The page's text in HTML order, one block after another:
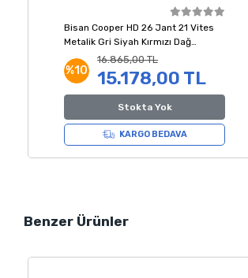
Bisan Cooper HD 26 Jant 21 Vites
Metalik Gri Siyah Kırmızı Dağ
Bisikleti
%10
16.865,00 TL
15.178,00 TL
Stokta Yok
KARGO BEDAVA
Benzer Ürünler